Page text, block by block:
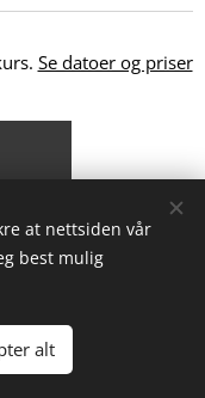
Se datoer og priser
Informasjonskapsler
at nettsiden vår
best mulig
alt